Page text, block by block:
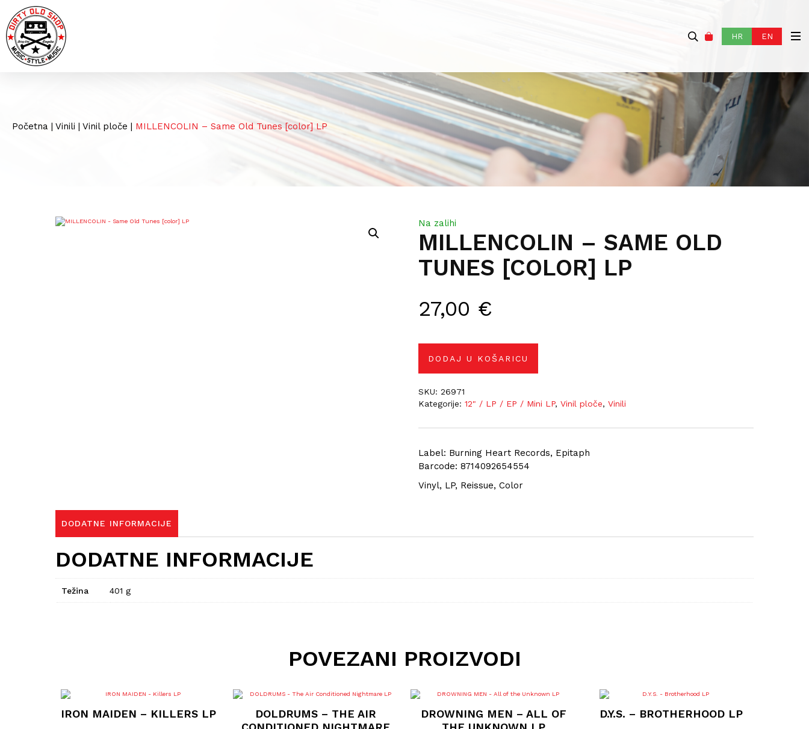
HR EN
Početna | Vinili | Vinil ploče | MILLENCOLIN – Same Old Tunes [color] LP
MILLENCOLIN – SAME OLD
TUNES [COLOR] LP
27,00 €
Label: Burning Heart Records, Epitaph
Barcode: 8714092654554
Vinyl, LP, Reissue, Color
Na zalihi
DODAJ U KOŠARICU
SKU:26971
Kategorije:12" / LP / EP / Mini LP,Vinil ploče,Vinili
DODATNE INFORMACIJE
DODATNE INFORMACIJE
Težina 401 g
POVEZANI PROIZVODI
IRON MAIDEN – KILLERS LP
DOLDRUMS – THE AIR
DROWNING MEN – ALL OF
D.Y.S. – BROTHERHOOD LP